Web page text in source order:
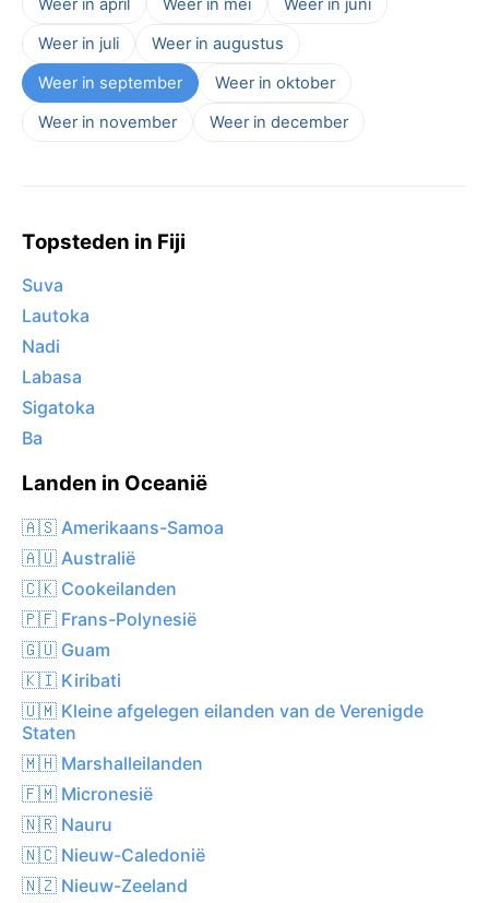
Weer in april Weer in mei
Weer in juni
Weer in juli
Weer in augustus
Weer in september
Weer in oktober
Weer in november
Weer in december
Topsteden in Fiji
Suva
Lautoka
Nadi
Labasa
Sigatoka
Ba
Landen in Oceanië
🇦🇸 Amerikaans-Samoa
🇦🇺 Australië
🇨🇰 Cookeilanden
🇵🇫 Frans-Polynesië
🇬🇺 Guam
🇰🇮 Kiribati
🇺🇲 Kleine afgelegen eilanden van de Verenigde
Staten
🇲🇭 Marshalleilanden
🇫🇲 Micronesië
🇳🇷 Nauru
🇳🇨 Nieuw-Caledonië
🇳🇿 Nieuw-Zeeland